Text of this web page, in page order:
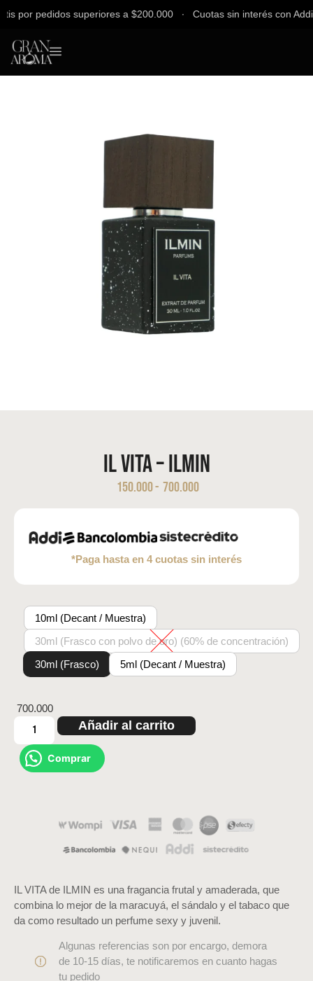
pedidos superiores a $200.000 ∙ Cuotas sin interés con Addi,
IL VITA – ILMIN
150.000- 700.000
*Paga hasta en 4 cuotas sin interés
10ml (Decant / Muestra)
30ml (Frasco con polvo de oro) (60% de concentración)
30ml (Frasco)
5ml (Decant / Muestra)
700.000
Añadir al carrito
Comprar
IL VITA de ILMIN es una fragancia frutal y amaderada, que
combina lo mejor de la maracuyá, el sándalo y el tabaco que
da como resultado un perfume sexy y juvenil.
Algunas referencias son por encargo, demora
de 10-15 días, te notificaremos en cuanto hagas
tu pedido